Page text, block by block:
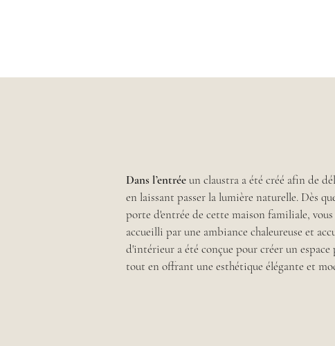
Dans l’entréeun claustra a été créé afin de
en laissant passer la lumière naturelle. Dès
porte d'entrée de cette maison familiale,
accueilli par une ambiance chaleureuse et
d'intérieur a été conçue pour créer un
tout en offrant une esthétique élégante et